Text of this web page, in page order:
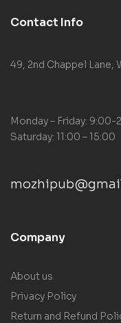
Contact Info
49, 2nd Chappel
Monday – Friday: 9:00-
Saturday: 11:00 – 15:00
Company
About us
Privacy Policy
Return and Refund